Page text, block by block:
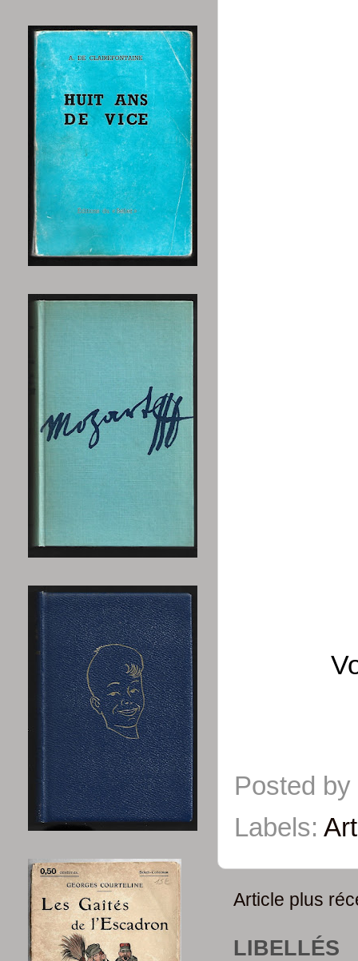
Posted by
Labels:
Article plus
LIBELLÉS